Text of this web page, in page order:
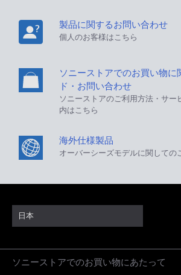
製品に関するお問い合わせ
個人のお客様はこちら
ソニーストアでのお買い物に
ド・お問い合わせ
ソニーストアのご利用方法・サー
内はこちら
海外仕様製品
オーバーシーズモデルに関しての
日本
ソニーストアでのお買い物にあたって